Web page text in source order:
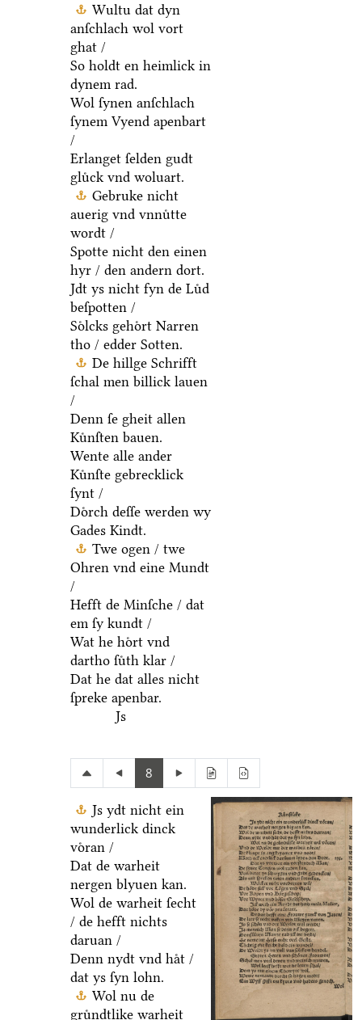
Wultu dat dyn
anſchlach wol vort
ghat /
So holdt en heimlick in
dynem rad.
Wol ſynen anſchlach
ſynem Vyend apenbart
/
Erlanget ſelden gudt
gluͤck vnd woluart.
Gebruke nicht
auerig vnd vnnuͤtte
wordt /
Spotte nicht den einen
hyr / den andern dort.
Jdt ys nicht fyn de Luͤd
beſpotten /
Soͤlcks gehoͤrt Narren
tho / edder Sotten.
De hillge Schrifft
ſchal men billick lauen
/
Denn ſe gheit allen
Kuͤnſten bauen.
Wente alle ander
Kuͤnſte gebrecklick
ſynt /
Doͤrch deſſe werden wy
Gades Kindt.
Twe ogen / twe
Ohren vnd eine Mundt
/
Hefft de Minſche / dat
em ſy kundt /
Wat he hoͤrt vnd
dartho ſuͤth klar /
Dat he dat alles nicht
ſpreke apenbar.
Js
8
Js ydt nicht ein
wunderlick dinck
voͤran /
Dat de warheit
nergen blyuen kan.
Wol de warheit ſecht
/ de hefft nichts
daruan /
Denn nydt vnd haͤt /
dat ys ſyn lohn.
Wol nu de
gruͤndtlike warheit